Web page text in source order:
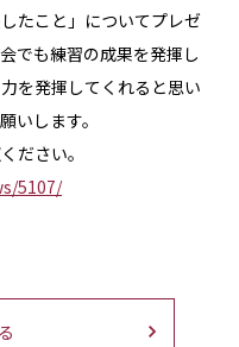
たこと」についてプレゼ
でも練習の成果を発揮し
を発揮してくれると思い
いします。
ださい。
5107/